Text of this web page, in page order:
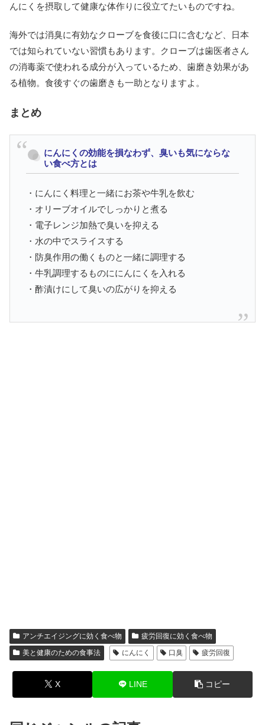
んにくを摂取して健康な体作りに役立てたいものですね。
海外では消臭に有効なクローブを食後に口に含むなど、日本
では知られていない習慣もあります。クローブは歯医者さん
の消毒薬で使われる成分が入っているため、歯磨き効果があ
る植物。食後すぐの歯磨きも一助となりますよ。
まとめ
にんにくの効能を損なわず、臭いも気にならな
い食べ方とは
・にんにく料理と一緒にお茶や牛乳を飲む
・オリーブオイルでしっかりと煮る
・電子レンジ加熱で臭いを抑える
・水の中でスライスする
・防臭作用の働くものと一緒に調理する
・牛乳調理するものににんにくを入れる
・酢漬けにして臭いの広がりを抑える
アンチエイジングに効く食べ物
疲労回復に効く食べ物
美と健康のための食事法
にんにく 口臭 疲労回復
X LINE コピー